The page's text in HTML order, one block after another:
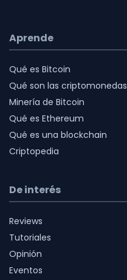
Aprende
Qué es Bitcoin
Qué son las criptomonedas
Minería de Bitcoin
Qué es Ethereum
Qué es una blockchain
Criptopedia
De interés
Reviews
Tutoriales
Opinión
Eventos